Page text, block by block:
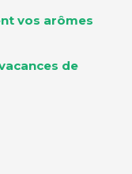
vos arômes
de